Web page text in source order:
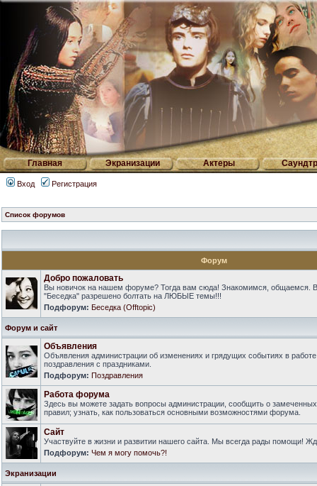
Главная Экранизации Актеры
Вход Регистрация
Список форумов
Форум
Добро пожаловать
Вы новичок на нашем форуме? Тогда вам сюда! Знакомимся, общаемся.
"Беседка" разрешено болтать на ЛЮБЫЕ темы!!!
Подфорум: Беседка (Offtopic)
Форум и сайт
Объявления
Объявления администрации об изменениях и грядущих событиях в
поздравления с праздниками.
Подфорум: Поздравления
Работа форума
Здесь вы можете задать вопросы администрации, сообщить о
правил; узнать, как пользоваться основными возможностями форума.
Сайт
Участвуйте в жизни и развитии нашего сайта. Мы всегда рады помощи!
Подфорум: Чем я могу помочь?!
Экранизации